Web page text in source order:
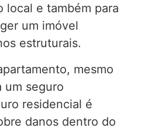
local e também para
um imóvel
estruturais.
mesmo
um seguro
residencial é
danos dentro do